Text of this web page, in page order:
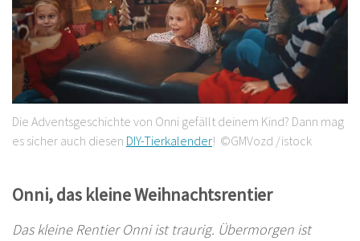
Die Adventsgeschichte von Onni gefällt deinem Kind? Dann mag
es sicher auch diesen DIY-Tierkalender! ©GMVozd /istock
Onni, das kleine Weihnachtsrentier
Das kleine Rentier Onni ist traurig. Übermorgen ist